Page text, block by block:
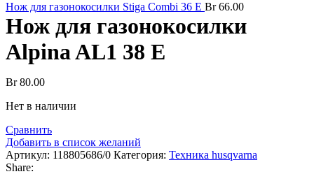
Нож для газонокосилки Stiga Combi 36 E Br66.00
Нож для газонокосилки
Alpina AL1 38 E
Br80.00
Нет в наличии
Сравнить
Добавить в список желаний
Артикул: 118805686/0 Категория: Техника husqvarna
Share: